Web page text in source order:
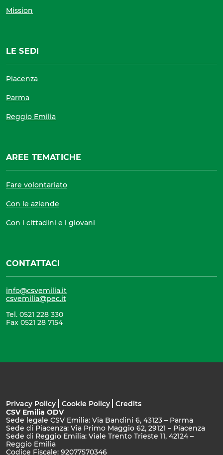
Mission
LE SEDI
Piacenza
Parma
Reggio Emilia
AREE TEMATICHE
Fare volontariato
Con le aziende
Con i cittadini e i giovani
CONTATTACI
info@csvemilia.it
csvemilia@pec.it
Tel. 0521 228 330
Fax 0521 28 7154
Privacy Policy Cookie Policy
Credits
CSV Emilia ODV
Sede legale CSV Emilia: Via Bandini 6, 43123 – Parma
Sede di Piacenza: Via Primo Maggio 62, 29121 – Piacenza
Sede di Reggio Emilia: Viale Trento Trieste 11, 42124 –
Reggio Emilia
Codice Fiscale: 92077570346